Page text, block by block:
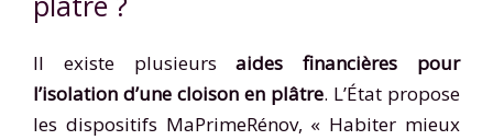
Il existe plusieursaides financières pour
l’isolation d’une cloison en plâtre. L’État propose
les dispositifs MaPrimeRénov, « Habiter mieux